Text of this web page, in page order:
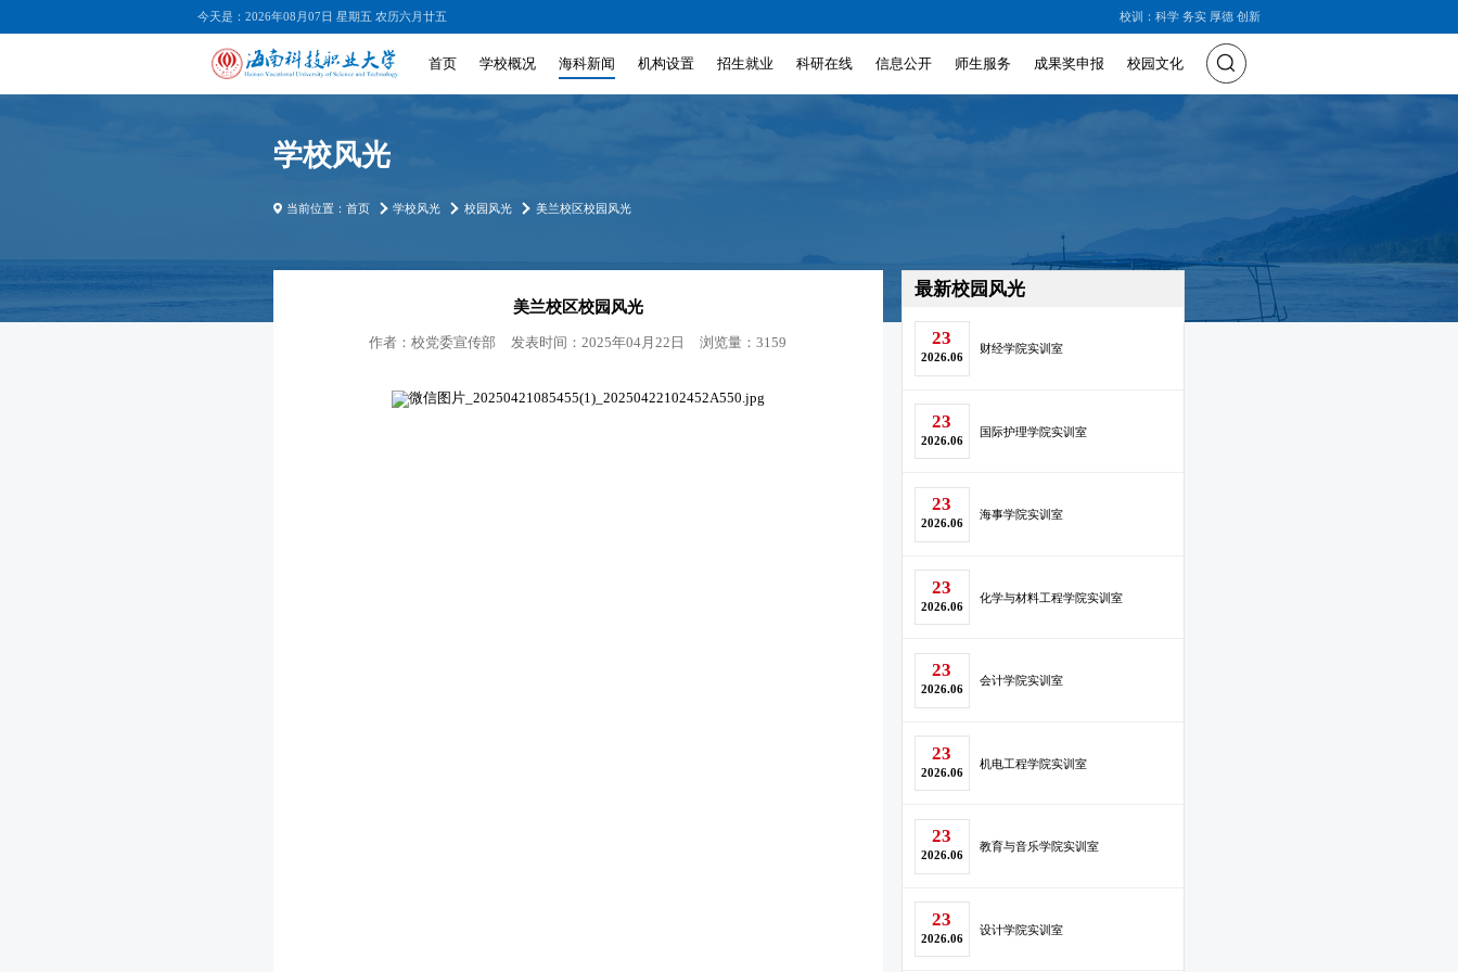
今天是：2026年08月07日 星期五 农历六月廿五 校训：科学 务实 厚德 创新
首页 学校概况 海科新闻 机构设置 招生就业 科研在线 信息公开 师生服务 成果奖申报 校园文化
学校风光
当前位置： 首页 学校风光 校园风光 美兰校区校园风光
美兰校区校园风光
作者：校党委宣传部 发表时间：2025年04月22日 浏览量：3159
最新校园风光
23
2026.06
财经学院实训室
23
2026.06
国际护理学院实训室
23
2026.06
海事学院实训室
23
2026.06
化学与材料工程学院实训室
23
2026.06
会计学院实训室
23
2026.06
机电工程学院实训室
23
2026.06
教育与音乐学院实训室
23
2026.06
设计学院实训室